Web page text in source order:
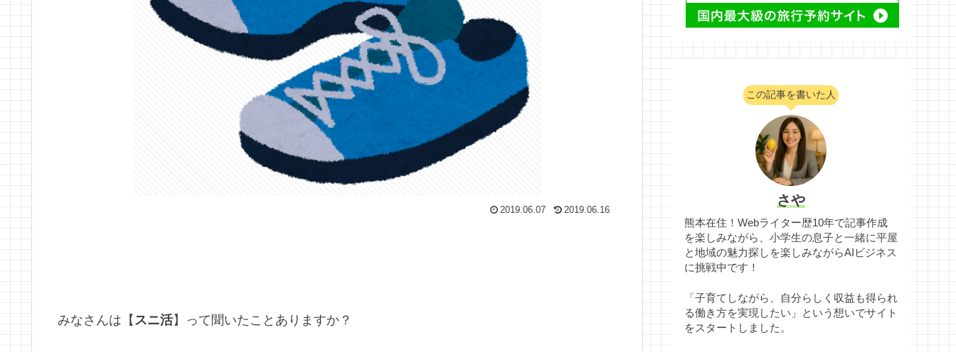
2019.06.07 2019.06.16
みなさんは【 スニ活】って聞いたことありますか？
この記事を書いた人
さや
熊本在住！Webライター歴10年で記事作成
を楽しみながら、小学生の息子と一緒に平屋
と地域の魅力探しを楽しみながらAIビジネス
に挑戦中です！
「子育てしながら、自分らしく収益も得られ
る働き方を実現したい」という想いでサイト
をスタートしました。